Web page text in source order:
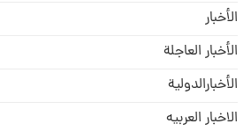
الأخبار
الأخبار العاجلة
الأخبارالدولية
الاخبار العربيه